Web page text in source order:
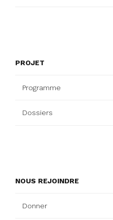
PROJET
Programme
Dossiers
NOUS REJOINDRE
Donner